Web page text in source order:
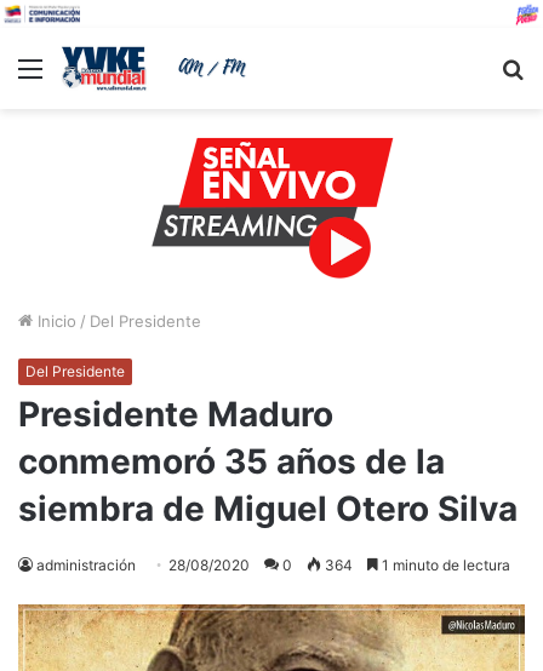
Menu
Inicio / Del Presidente
Del Presidente
Presidente Maduro
conmemoró 35 años de la
siembra de Miguel Otero Silva
administración 28/08/2020 0 364 1 minuto de lectura